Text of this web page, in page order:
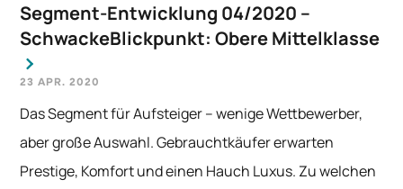
Segment-Entwicklung 04/2020 –
SchwackeBlickpunkt: Obere Mittelklasse
23 APR. 2020
Das Segment für Aufsteiger – wenige Wettbewerber,
aber große Auswahl. Gebrauchtkäufer erwarten
Prestige, Komfort und einen Hauch Luxus. Zu welchen